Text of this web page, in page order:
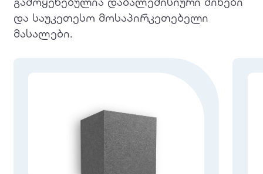
და საუკეთესო მოსაპირკეთებელი
მასალები.